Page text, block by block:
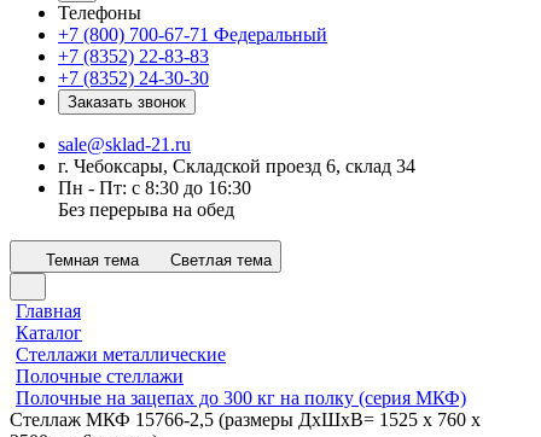
Телефоны
+7 (800) 700-67-71 Федеральный
+7 (8352) 22-83-83
+7 (8352) 24-30-30
Заказать звонок
sale@sklad-21.ru
г. Чебоксары, Складской проезд 6, склад 34
Пн - Пт: с 8:30 до 16:30
Без перерыва на обед
Темная тема Светлая тема
Главная
Каталог
Стеллажи металлические
Полочные стеллажи
Полочные на зацепах до 300 кг на полку (серия МКФ)
Стеллаж МКФ 15766-2,5 (размеры ДхШхВ= 1525 x 760 x